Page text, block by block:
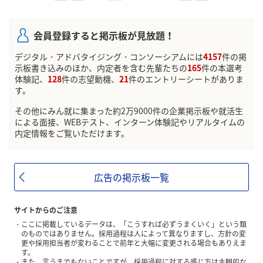
会員登録すると掲示板が見放題！
デジタル・アドバタイジング・コンソーシアムには4157件の掲
示板書き込みのほか、内定者を含む先輩たちの165件の本選考
体験記、 128件の志望動機、 21件のエントリーシートがありま
す。
その他にみん就に集まった約2万9000件の企業掲示板や就活生
による面接、WEBテスト、インターン体験記やリアルタイムの
内定情報をご覧いただけます。
広告の掲示板一覧
サイトからのご注意
ここに掲載しているデータは、「こうすれば必ずうまくいく」という類
のものではありません。採用過程は人によって異なりますし、方針の変
更や採用担当者が変わることで前年と大幅に変更される場合もありえま
す。